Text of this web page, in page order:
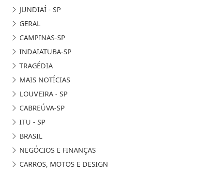
JUNDIAÍ - SP
GERAL
CAMPINAS-SP
INDAIATUBA-SP
TRAGÉDIA
MAIS NOTÍCIAS
LOUVEIRA - SP
CABREÚVA-SP
ITU - SP
BRASIL
NEGÓCIOS E FINANÇAS
CARROS, MOTOS E DESIGN